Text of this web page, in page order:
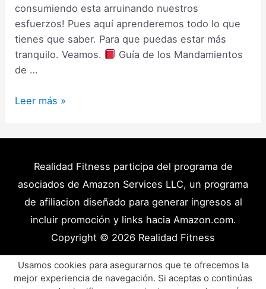
consumiendo esta arruinando nuestros
esfuerzos! Pues aquí aprenderemos todo lo que
tienes que saber. Para que puedas estar más
tranquilo. Veamos.
Guía de los Mandamientos
de …
Ayuno
Ayuno
Que
No?
Leer más »
Realidad Fitness participa del programa de
asociados de Amazon Services LLC, un programa
de afiliacion diseñado para generar ingresos al
incluir promoción y links hacia Amazon.com.
Copyright © 2026 Realidad Fitness
Políticas de Privacidad – Términos y Condiciones
Disclaimer Médico
Contacto Artículos
Usamos cookies para asegurarnos que te ofrecemos la
mejor experiencia de navegación. Si aceptas o continúas